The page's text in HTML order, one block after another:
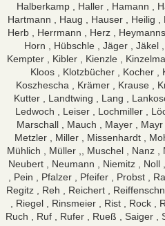
Halberkamp , Haller , Hamann ,
Hartmann , Haug , Hauser , Heilig
Herb , Herrmann , Herz ,
Horn , Hübschle , Jäger , Jäkel
Kempter , Kibler , Kienzle ,
Kloos , Klotzbücher , Kocher ,
Koszhescha , Krämer , Krause ,
Kutter , Landtwing , Lang ,
Ledwoch , Leiser , Lochmiller ,
Marschall , Mauch , Mayer ,
Metzler , Miller , Missenhardt ,
Mühlich , Müller ,, Muschel , Nanz
Neubert , Neumann , Niemitz ,
, Pein , Pfalzer , Pfeifer , Probst ,
Regitz , Reh , Reichert ,
, Riegel , Rinsmeier , Rist , Rock ,
Ruch , Ruf , Rufer , Rueß , Saiger ,